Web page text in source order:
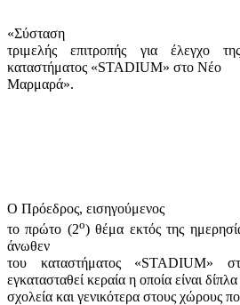
«Σύσταση
τριμελής επιτροπής για έλεγχο
καταστήματος «STADIUM» στο Νέο
Μαρμαρά».
Ο Πρόεδρος, εισηγούμενος
το πρώτο (2ο) θέμα εκτός της
άνωθεν
του καταστήματος «STADIUM»
εγκατασταθεί κεραία η οποία είναι
σχολεία και γενικότερα στους χώρους